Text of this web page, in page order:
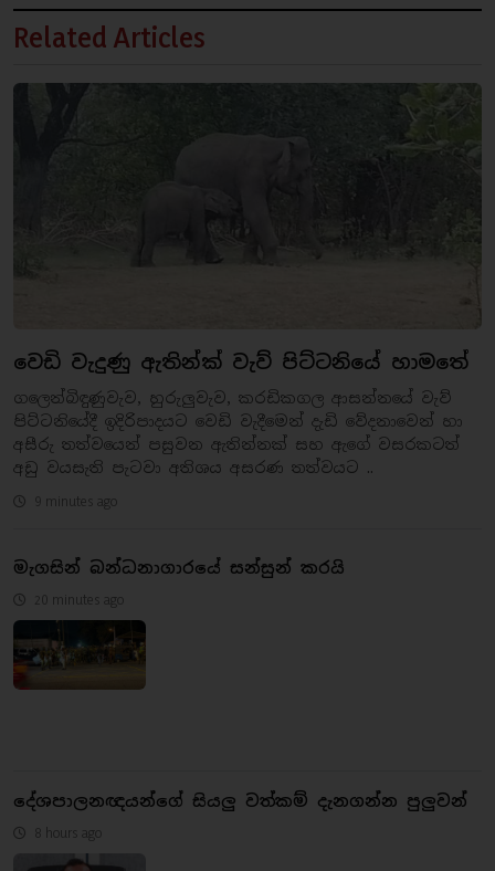
Related Articles
වෙඩි වැදුණු ඇතින්ක් වැව් පිට්ටනියේ හාමතේ
​ගලෙන්බිඳුණුවැව, හුරුලුවැව, කරඩිකගල ආසන්නයේ වැව්
පිට්ටනියේදී ඉදිරිපාදයට වෙඩි වැදීමෙන් දැඩි වේදනාවෙන් හා
අසීරු තත්වයෙන් පසුවන ඇතින්නක් සහ ඇගේ වසරකටත්
අඩු වයසැති පැටවා අතිශය අසරණ තත්වයට ..
9 minutes ago
මැගසින් බන්ධනාගාරයේ සන්සුන් කරයි
20 minutes ago
දේශපාලනඥයන්ගේ සියලු වත්කම් දැනගන්න පුලුවන්
8 hours ago